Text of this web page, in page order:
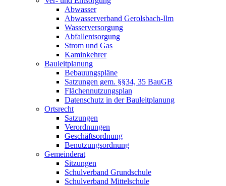
Abwasser
Abwasserverband Gerolsbach-Ilm
Wasserversorgung
Abfallentsorgung
Strom und Gas
Kaminkehrer
Bauleitplanung
Bebauungspläne
Satzungen gem. §§34, 35 BauGB
Flächennutzungsplan
Datenschutz in der Bauleitplanung
Ortsrecht
Satzungen
Verordnungen
Geschäftsordnung
Benutzungsordnung
Gemeinderat
Sitzungen
Schulverband Grundschule
Schulverband Mittelschule